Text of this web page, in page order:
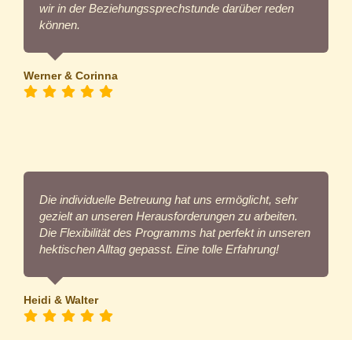
wir in der Beziehungssprechstunde darüber reden
können.
Werner & Corinna
Die individuelle Betreuung hat uns ermöglicht, sehr
gezielt an unseren Herausforderungen zu arbeiten.
Die Flexibilität des Programms hat perfekt in unseren
hektischen Alltag gepasst. Eine tolle Erfahrung!
Heidi & Walter